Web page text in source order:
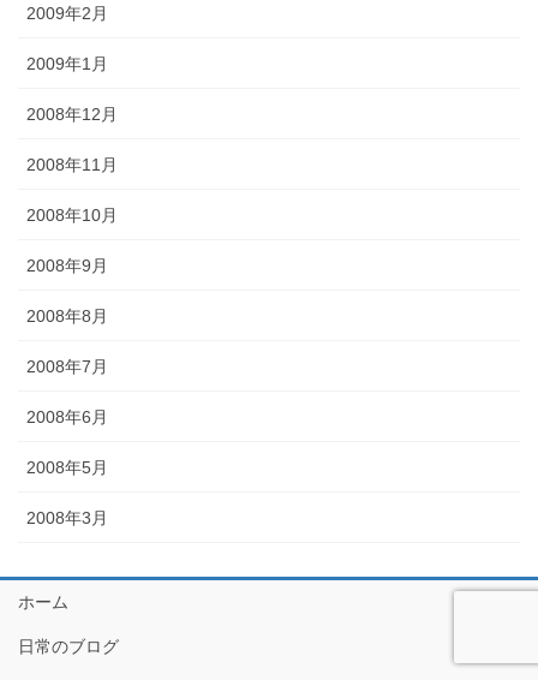
2009年2月
2009年1月
2008年12月
2008年11月
2008年10月
2008年9月
2008年8月
2008年7月
2008年6月
2008年5月
2008年3月
ホーム
日常のブログ